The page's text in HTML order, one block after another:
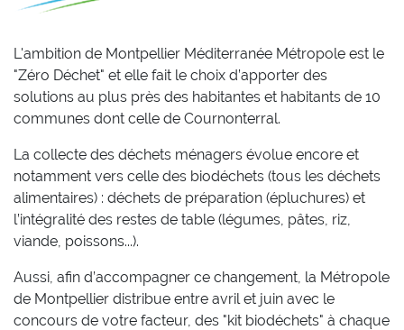
L'ambition de Montpellier Méditerranée Métropole est le
"Zéro Déchet" et elle fait le choix d’apporter des
solutions au plus près des habitantes et habitants de 10
communes dont celle de Cournonterral.
La collecte des déchets ménagers évolue encore et
notamment vers celle des biodéchets (tous les déchets
alimentaires) : déchets de préparation (épluchures) et
l’intégralité des restes de table (légumes, pâtes, riz,
viande, poissons...).
Aussi, afin d’accompagner ce changement, la Métropole
de Montpellier distribue entre avril et juin avec le
concours de votre facteur, des "kit biodéchets" à chaque